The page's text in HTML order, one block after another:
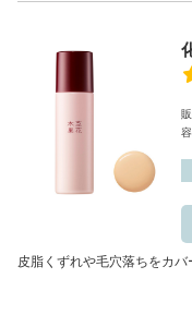
皮脂くずれや毛穴落ちをカバ